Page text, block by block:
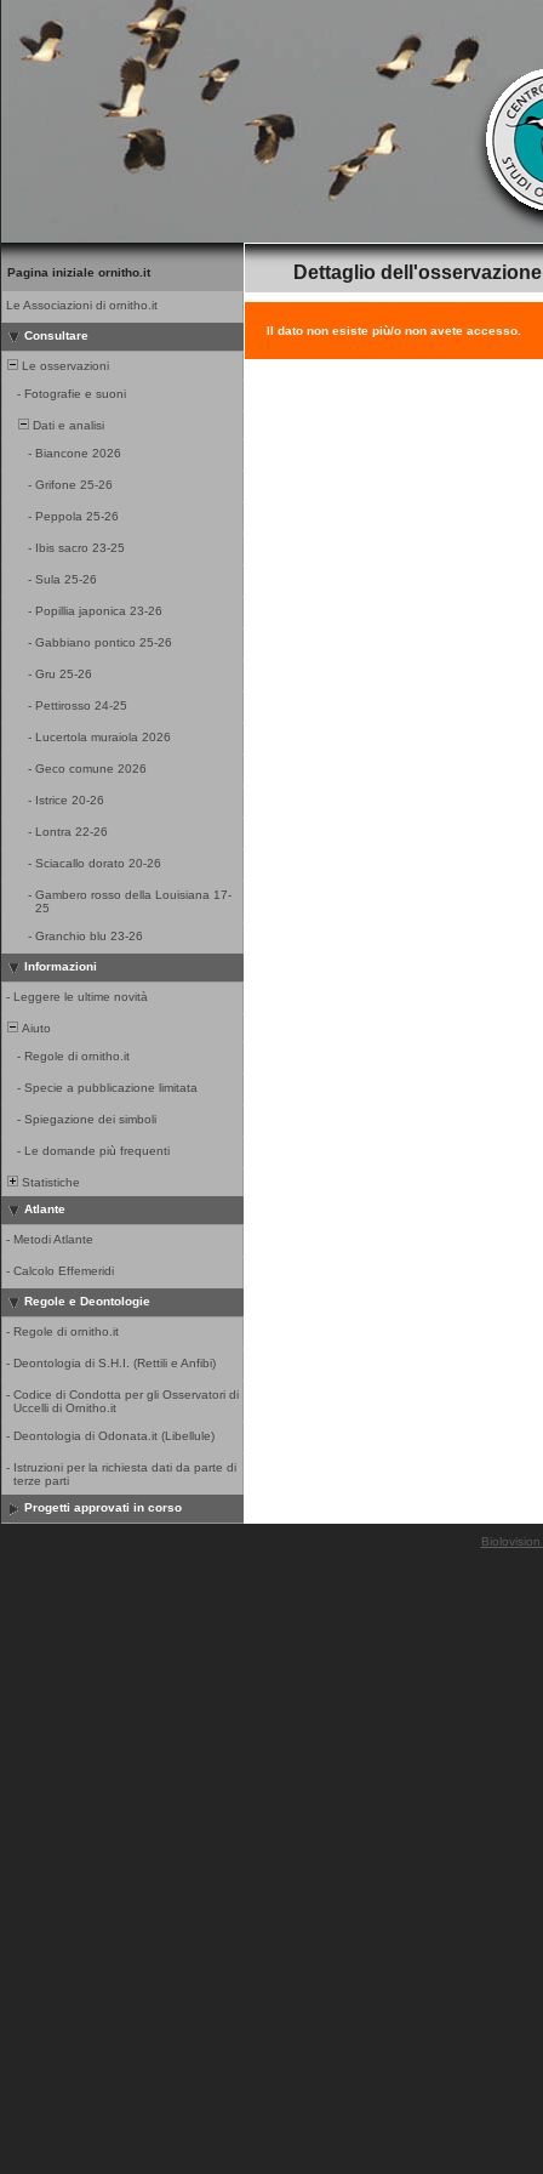
Pagina iniziale ornitho.it
Le Associazioni di ornitho.it
Consultare
Le osservazioni
- Fotografie e suoni
Dati e analisi
- Biancone 2026
- Grifone 25-26
- Peppola 25-26
- Ibis sacro 23-25
- Sula 25-26
- Popillia japonica 23-26
- Gabbiano pontico 25-26
- Gru 25-26
- Pettirosso 24-25
- Lucertola muraiola 2026
- Geco comune 2026
- Istrice 20-26
- Lontra 22-26
- Sciacallo dorato 20-26
- Gambero rosso della Louisiana 17-
25
- Granchio blu 23-26
Informazioni
- Leggere le ultime novità
Aiuto
- Regole di ornitho.it
- Specie a pubblicazione limitata
- Spiegazione dei simboli
- Le domande più frequenti
Statistiche
Atlante
- Metodi Atlante
- Calcolo Effemeridi
Regole e Deontologie
- Regole di ornitho.it
- Deontologia di S.H.I. (Rettili e Anfibi)
- Codice di Condotta per gli Osservatori di
Uccelli di Ornitho.it
- Deontologia di Odonata.it (Libellule)
- Istruzioni per la richiesta dati da parte di
terze parti
Progetti approvati in corso
Dettaglio dell'osservazione
Il dato non esiste più/o non avete accesso.
Biolovision